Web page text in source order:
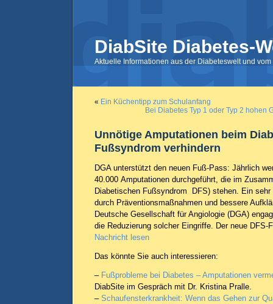
DiabSite Diabetes-
Aktuelle Informationen aus der Diabeteswelt und
« Ein Küchentipp zum Schulanfang
Bei Diabetes Typ 1 oder Typ 2 hohen
Unnötige Amputationen beim
Fußsyndrom verhindern
DGA unterstützt den neuen Fuß-Pass: Jährlich
40.000 Amputationen durchgeführt, die im
Diabetischen Fußsyndrom DFS) stehen. Ein sehr
durch Präventionsmaßnahmen und bessere
Deutsche Gesellschaft für Angiologie (DGA)
die Reduzierung solcher Eingriffe. Der neue DFS-
Nachricht lesen
Das könnte Sie auch interessieren:
– Fußprobleme bei Diabetes – Amputationen
DiabSite im Gespräch mit Dr. Kristina Pralle.
– Schaufensterkrankheit: Wenn das Gehen zur